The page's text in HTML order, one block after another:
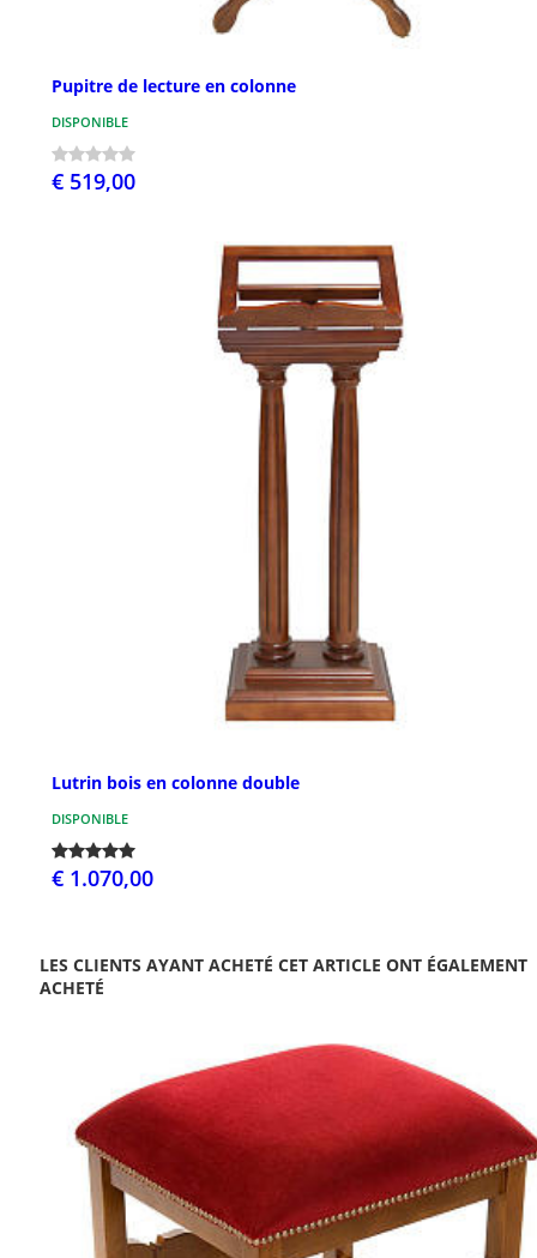
Pupitre de lecture en colonne
DISPONIBLE
€ 519,00
Lutrin bois en colonne double
DISPONIBLE
€ 1.070,00
LES CLIENTS AYANT ACHETÉ CET ARTICLE ONT ÉGALEMENT
ACHETÉ